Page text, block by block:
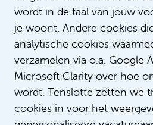
wordt in de taal van jouw
je woont. Andere cookies
analytische cookies
verzamelen via o.a. Google
Microsoft Clarity over hoe
wordt. Tenslotte zetten we
cookies in voor het
Digdem combineert
haar passie voor